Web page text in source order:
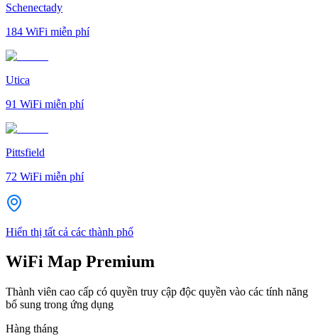
Schenectady
184 WiFi miễn phí
Utica
91 WiFi miễn phí
Pittsfield
72 WiFi miễn phí
Hiển thị tất cả các thành phố
WiFi Map Premium
Thành viên cao cấp có quyền truy cập độc quyền vào các tính năng
bổ sung trong ứng dụng
Hàng tháng